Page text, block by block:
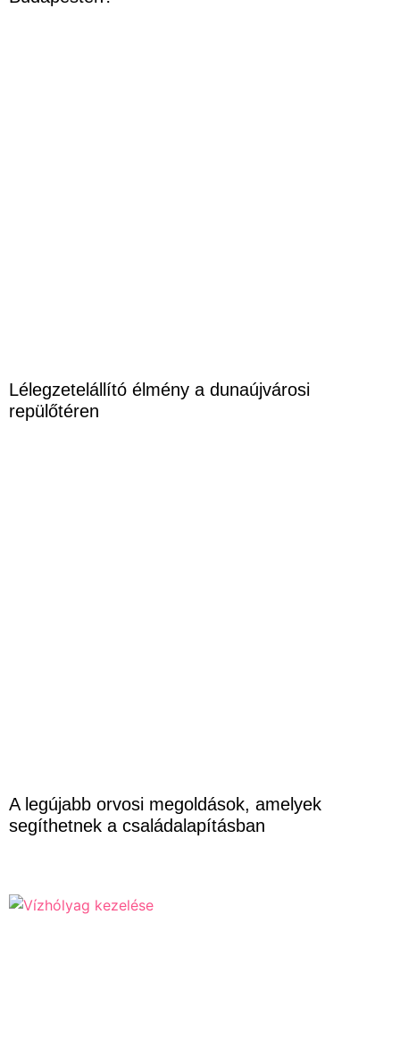
Lélegzetelállító élmény a dunaújvárosi
repülőtéren
A legújabb orvosi megoldások, amelyek
segíthetnek a családalapításban